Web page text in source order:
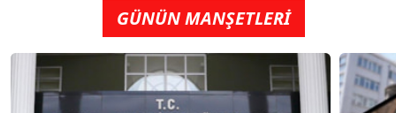
GÜNÜN MANŞETLERİ